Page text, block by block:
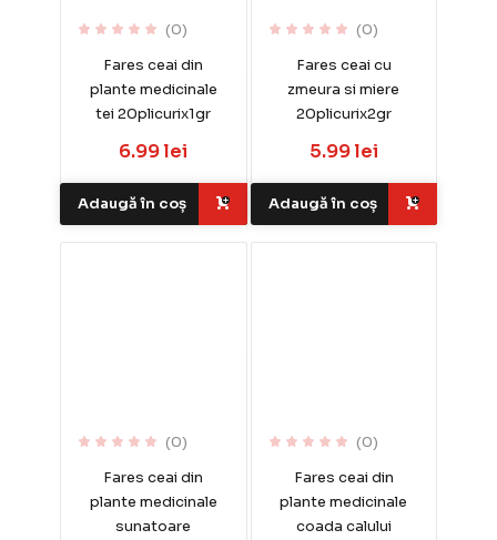
(0)
Fares ceai din
plante medicinale
tei 20plicurix1gr
6.99 lei
Adaugă în coș
(0)
Fares ceai cu
zmeura si miere
20plicurix2gr
5.99 lei
Adaugă în coș
(0)
Fares ceai din
plante medicinale
sunatoare
(0)
Fares ceai din
plante medicinale
coada calului